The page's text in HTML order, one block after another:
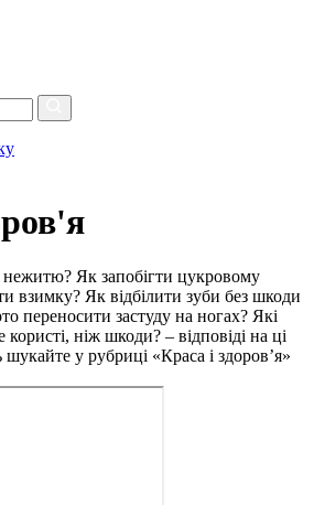
нежитю? Як запобігти цукровому
взимку? Як відбілити зуби без шкоди
переносити застуду на ногах? Які
користі, ніж шкоди? – відповіді на ці
у рубриці «Краса і здоров’я»